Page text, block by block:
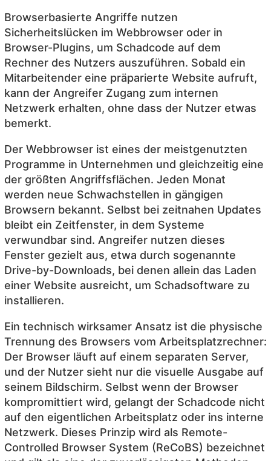
Browserbasierte Angriffe nutzen
Sicherheitslücken im Webbrowser oder in
Browser-Plugins, um Schadcode auf dem
Rechner des Nutzers auszuführen. Sobald ein
Mitarbeitender eine präparierte Website aufruft,
kann der Angreifer Zugang zum internen
Netzwerk erhalten, ohne dass der Nutzer etwas
bemerkt.
Der Webbrowser ist eines der meistgenutzten
Programme in Unternehmen und gleichzeitig eine
der größten Angriffsflächen. Jeden Monat
werden neue Schwachstellen in gängigen
Browsern bekannt. Selbst bei zeitnahen Updates
bleibt ein Zeitfenster, in dem Systeme
verwundbar sind. Angreifer nutzen dieses
Fenster gezielt aus, etwa durch sogenannte
Drive-by-Downloads, bei denen allein das Laden
einer Website ausreicht, um Schadsoftware zu
installieren.
Ein technisch wirksamer Ansatz ist die physische
Trennung des Browsers vom Arbeitsplatzrechner:
Der Browser läuft auf einem separaten Server,
und der Nutzer sieht nur die visuelle Ausgabe auf
seinem Bildschirm. Selbst wenn der Browser
kompromittiert wird, gelangt der Schadcode nicht
auf den eigentlichen Arbeitsplatz oder ins interne
Netzwerk. Dieses Prinzip wird als Remote-
Controlled Browser System (ReCoBS) bezeichnet